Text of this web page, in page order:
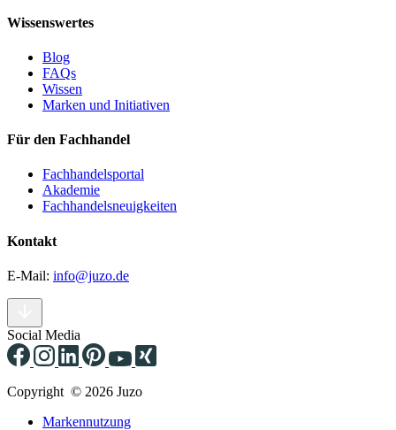
Wissenswertes
Blog
FAQs
Wissen
Marken und Initiativen
Für den Fachhandel
Fachhandelsportal
Akademie
Fachhandelsneuigkeiten
Kontakt
E-Mail: info@juzo.de
Social Media
Copyright © 2026 Juzo
Markennutzung